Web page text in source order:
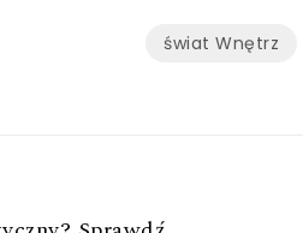
świat Wnętrz